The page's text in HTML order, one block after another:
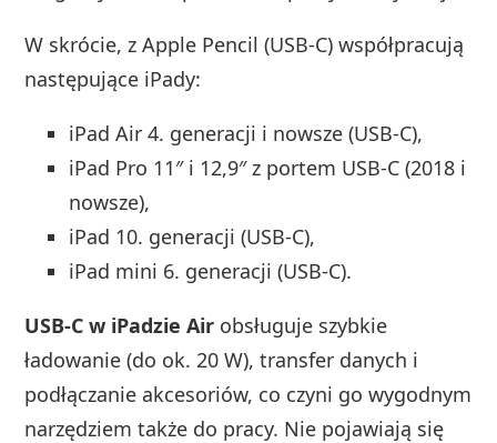
W skrócie, z Apple Pencil (USB‑C) współpracują
następujące iPady:
iPad Air 4. generacji i nowsze (USB‑C),
iPad Pro 11″ i 12,9″ z portem USB‑C (2018 i
nowsze),
iPad 10. generacji (USB‑C),
iPad mini 6. generacji (USB‑C).
USB‑C w iPadzie Air obsługuje szybkie
ładowanie (do ok. 20 W), transfer danych i
podłączanie akcesoriów, co czyni go wygodnym
narzędziem także do pracy. Nie pojawiają się